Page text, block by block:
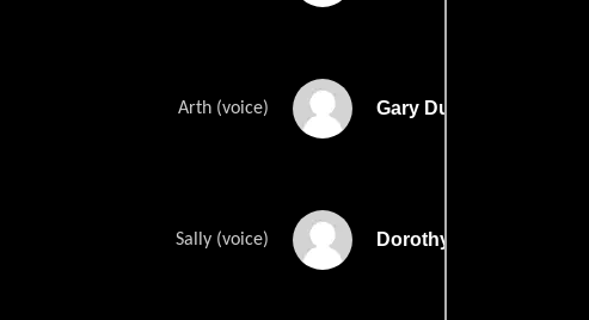
Arth (voice) Gary Dubin
Sally (voice) Dorothy Elias-Fahn